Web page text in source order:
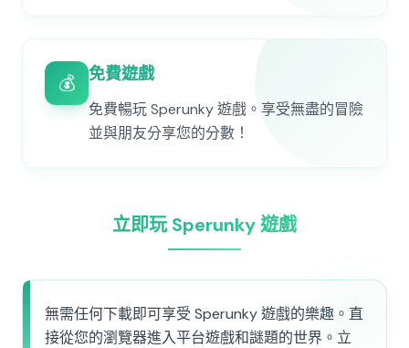
💰 免費遊戲
免費暢玩 Sperunky 遊戲。享受無盡的冒險
並與朋友分享您的分數！
立即玩 Sperunky 遊戲
無需任何下載即可享受 Sperunky 遊戲的樂趣。直
接從您的瀏覽器進入平台遊戲和謎題的世界。立